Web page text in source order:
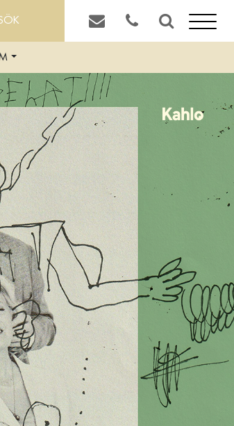
& DRYCK
TAVERNAN
EXTERNA GÄSTER
BORD
BAR
RIVAL
KONTAKT
HOTEL RIVAL
ÖPPETTIDER
GALLERI